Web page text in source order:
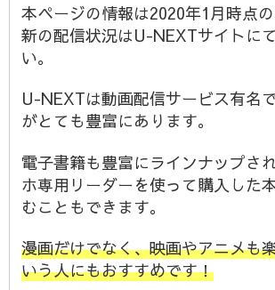
本ページの情報は2020年1月時点
新の配信状況はU-NEXTサイトに
い。
U-NEXTは動画配信サービス有名
がとても豊富にあります。
電子書籍も豊富にラインナップさ
ホ専用リーダーを使って購入した
むこともできます。
漫画だけでなく、映画やアニメも
いう人にもおすすめです！